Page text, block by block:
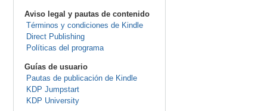
Aviso legal y pautas de contenido
Términos y condiciones de Kindle
Direct Publishing
Políticas del programa
Guías de usuario
Pautas de publicación de Kindle
KDP Jumpstart
KDP University